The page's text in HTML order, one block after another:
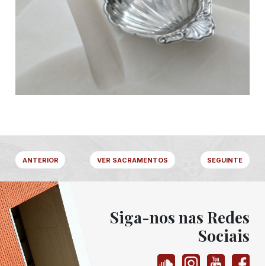
ANTERIOR VER SACRAMENTOS SEGUINTE
Siga-nos nas Redes
Sociais